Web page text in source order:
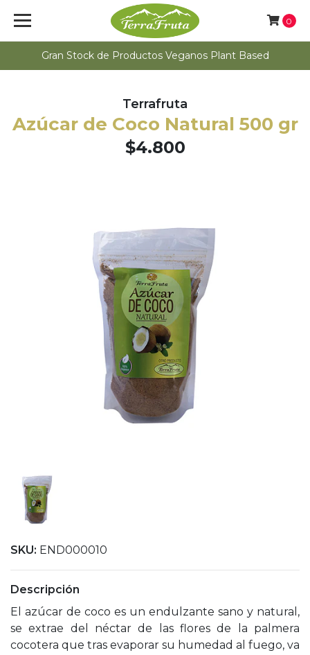
Gran Stock de Productos Veganos Plant Based
0
Terrafruta
Azúcar de Coco Natural 500 gr
$4.800
SKU: END000010
Descripción
El azúcar de coco es un endulzante sano y natural,
se extrae del néctar de las flores de la palmera
cocotera que tras evaporar su humedad al fuego, va